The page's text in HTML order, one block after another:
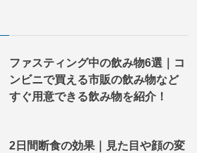
ファスティング中の飲み物6選｜コ
ンビニで買える市販の飲み物など
すぐ用意できる飲み物を紹介！
2日間断食の効果｜見た目や顔の変